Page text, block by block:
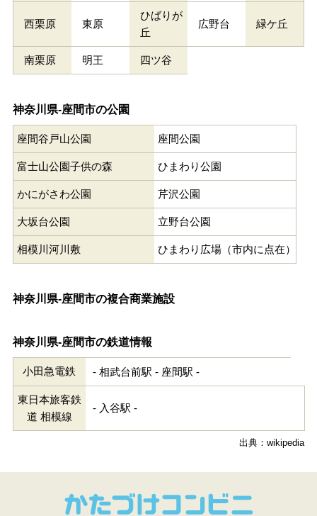
西栗原 東原
ひばりが
丘
広野台 緑ケ丘
南栗原 明王 四ツ谷
神奈川県-座間市の公園
座間谷戸山公園 座間公園
富士山公園子供の森 ひまわり公園
かにがさわ公園 芹沢公園
大坂台公園 立野台公園
相模川河川敷 ひまわり広場（市内に点在）
神奈川県-座間市の複合商業施設
神奈川県-座間市の鉄道情報
小田急電鉄 - 相武台前駅 - 座間駅 -
東日本旅客鉄
道 相模線
- 入谷駅 -
出典：wikipedia